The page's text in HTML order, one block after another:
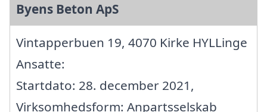
Byens Beton ApS
Vintapperbuen 19, 4070 Kirke HYLLinge
Ansatte:
Startdato: 28. december 2021,
Virksomhedsform: Anpartsselskab